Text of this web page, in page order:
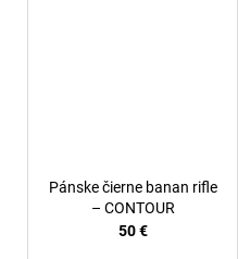
Pánske čierne banan rifle
– CONTOUR
50 €